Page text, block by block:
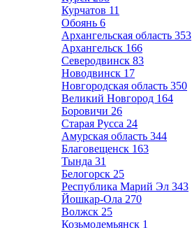
Курчатов 11
Обоянь 6
Архангельская область 353
Архангельск 166
Северодвинск 83
Новодвинск 17
Новгородская область 350
Великий Новгород 164
Боровичи 26
Старая Русса 24
Амурская область 344
Благовещенск 163
Тында 31
Белогорск 25
Республика Марий Эл 343
Йошкар-Ола 270
Волжск 25
Козьмодемьянск 1